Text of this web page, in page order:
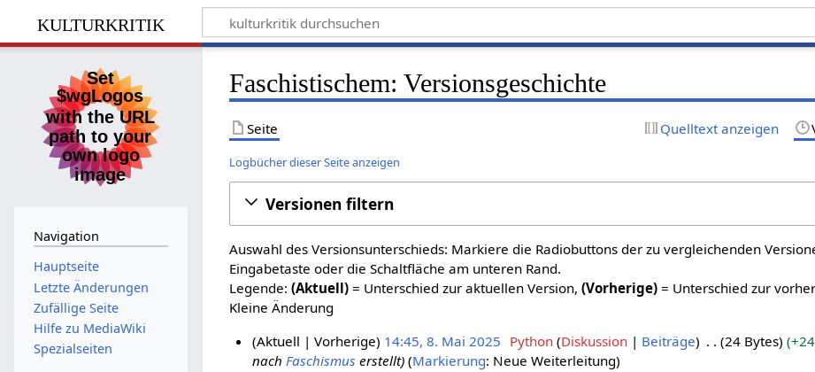
kulturkritik
Faschistischem: Versionsgeschichte
Seite Quelltext anzeigen
Logbücher dieser Seite anzeigen
Versionen filtern
Auswahl des Versionsunterschieds: Markiere die Radiobuttons der zu vergleichenden
Eingabetaste oder die Schaltfläche am unteren Rand.
Legende:(Aktuell) = Unterschied zur aktuellen Version,(Vorherige) = Unterschied zur
Kleine Änderung
Aktuell Vorherige 14:45, 8. Mai 2025 Python Diskussion Beiträge 24 Bytes +24
nach Faschismus erstellt Markierung: Neue Weiterleitung
Navigation
Hauptseite
Letzte Änderungen
Zufällige Seite
Hilfe zu MediaWiki
Spezialseiten